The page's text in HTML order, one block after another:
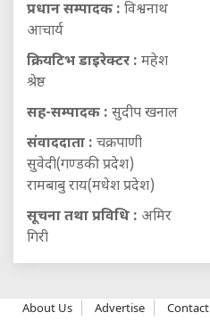
प्रधान सम्पादक : विश्वनाथ
आचार्य
क्रियटिभ डाइरेक्टर : महेश
श्रेष्ठ
सह-सम्पादक : सुदीप खनाल
संवाददाता : चक्रपाणी
सुवेदी(गण्डकी प्रदेश)
रामबाबु राय(मधेश प्रदेश)
सूचना तथा प्रविधि : अमिर
गिरी
About Us Advertise Contact